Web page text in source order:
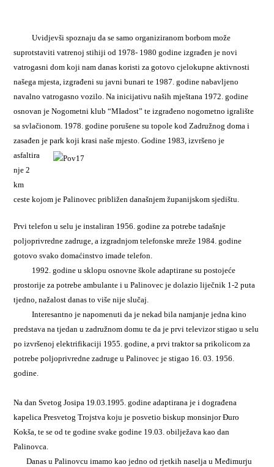
Uvidjevši spoznaju da se samo organiziranom borbom može
suprotstaviti vatrenoj stihiji od 1978- 1980 godine izgrađen je novi
vatrogasni dom koji nam danas koristi za gotovo cjelokupne aktivnosti
našega mjesta, izgrađeni su javni bunari te 1987. godine nabavljeno
navalno vatrogasno vozilo. Na inicijativu naših mještana 1972. godine
osnovan je Nogometni klub “MIadost” te izgrađeno nogometno igralište
sa svlačionom. 1978. godine porušene su topole kod Zadružnog doma i
zasađen je park koji krasi naše mjesto.Godine 1983, izvršeno je
asfaltira
nje 2
km
ceste kojom je Palinovec približen današnjem županijskom sjedištu.
Prvi telefon u selu je instaliran 1956. godine za potrebe tadašnje
poljoprivredne zadruge, a izgradnjom telefonske mreže 1984. godine
gotovo svako domaćinstvo imade telefon.
1992. godine u sklopu osnovne škole adaptirane su postojeće
prostorije za potrebe ambulante i u Palinovec je dolazio liječnik 1-2 puta
tjedno, nažalost danas to više nije slučaj.
Interesantno je napomenuti da je nekad bila namjanje jedna kino
predstava na tjedan u zadružnom domu te da je prvi televizor stigao u selu
po izvršenoj elektrifikaciji 1955. godine, a prvi traktor sa prikolicom za
potrebe poljoprivredne zadruge u Palinovec je stigao 16. 03. 1956.
godine.
Na dan Svetog Josipa 19.03.1995. godine adaptirana je i dograđena
kapelica Presvetog Trojstva koju je posvetio biskup monsinjor Đuro
Kokša, te se od te godine svake godine 19.03. obilježava kao dan
Palinovca.
Danas u Palinovcu imamo kao jedno od rjetkih naselja u Međimurju